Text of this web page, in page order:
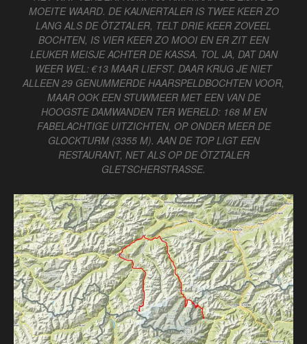
MOEITE WAARD. DE KAUNERTALER IS TWEE KEER ZO
LANG ALS DE ÖTZTALER, TELT DRIE KEER ZOVEEL
BOCHTEN, IS VIER KEER ZO MOOI EN ER ZIT EEN
LEUKER MEISJE ACHTER DE KASSA. TOL JA, DAT DAN
WEER WEL: €13 MAAR LIEFST. DAAR KRIJG JE NIET
ALLEEN 29 GENUMMERDE HAARSPELDBOCHTEN VOOR,
MAAR OOK EEN STUWMEER MET EEN VAN DE
HOOGSTE DAMWANDEN TER WERELD: 168 M EN
FABELACHTIGE UITZICHTEN, OP ONDER MEER DE
GLOCKTURM (3355 M). AAN DE TOP LIGT EEN
RESTAURANT, NET ALS OP DE ÖTZTALER
GLETSCHERSTRASSE.